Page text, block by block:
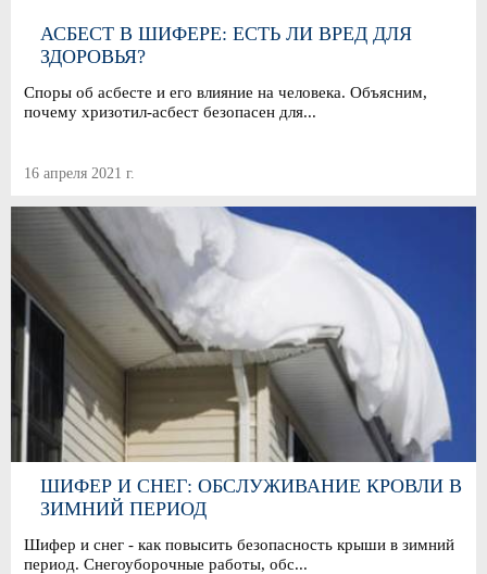
АСБЕСТ В ШИФЕРЕ: ЕСТЬ ЛИ ВРЕД ДЛЯ
ЗДОРОВЬЯ?
Споры об асбесте и его влияние на человека. Объясним,
почему хризотил-асбест безопасен для...
16 апреля 2021 г.
ШИФЕР И СНЕГ: ОБСЛУЖИВАНИЕ КРОВЛИ В
ЗИМНИЙ ПЕРИОД
Шифер и снег - как повысить безопасность крыши в зимний
период. Снегоуборочные работы, обс...